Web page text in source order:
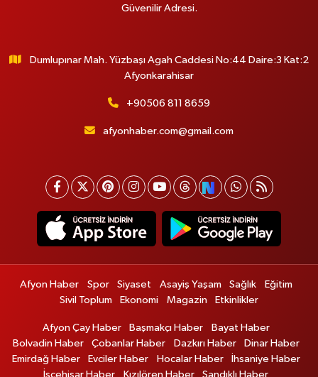
Güvenilir Adresi.
Dumlupınar Mah. Yüzbaşı Agah Caddesi No:44 Daire:3 Kat:2
Afyonkarahisar
+90506 811 8659
afyonhaber.com@gmail.com
Afyon Haber Spor Siyaset Asayiş Yaşam Sağlık
Eğitim
Sivil Toplum
Ekonomi Magazin Etkinlikler
Afyon Çay Haber Başmakçı Haber
Bayat Haber
Bolvadin Haber
Çobanlar Haber Dazkırı Haber
Dinar Haber
Emirdağ Haber
Evciler Haber Hocalar Haber
İhsaniye Haber
İscehisar Haber
Kızılören Haber Sandıklı Haber